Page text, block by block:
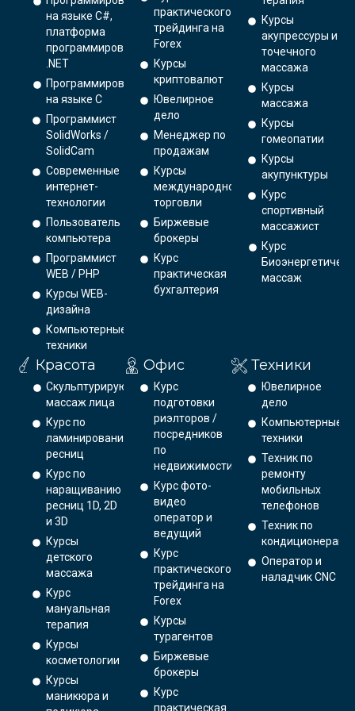
на языке C#,
платформа
программирования
.NET
Программирование
на языке С
Программист
SolidWorks /
SolidCam
Современные
интернет-
технологии
Пользователь
компьютера
Программист
WEB / PHP
Курсы WEB-
дизайна
Компьютерные
техники
практического
трейдинга на
Forex
Курсы
криптовалют
Ювелирное
дело
Менеджер по
продажам
Курсы
международной
торговли
Биржевые
брокеры
Курс
практическая
бухгалтерия
Курсы
акупрессуры и
точечного
массажа
Курсы
массажа
Курсы
гомеопатии
Курсы
акупунктуры
Курс
спортивный
массажист
Курс
массаж
Красота
Скульптурирующий
массаж лица
Курс по
ламинированию
ресниц
Курс по
наращиванию
ресниц 1D, 2D
и 3D
Курсы
детского
массажа
Курс
мануальная
терапия
Курсы
косметологии
Курсы
маникюра и
Офис
Курс
подготовки
риэлторов /
посредников
по
недвижимости
Курс фото-
видео
оператор и
ведущий
Курс
практического
трейдинга на
Forex
Курсы
турагентов
Биржевые
брокеры
Курс
практическая
Техники
Ювелирное
дело
Компьютерные
техники
Техник по
ремонту
мобильных
телефонов
Техник по
кондиционерам
Оператор и
наладчик CNC